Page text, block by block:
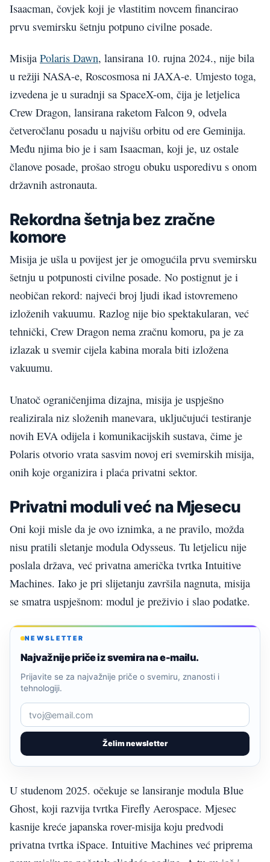
Isaacman, čovjek koji je vlastitim novcem financirao
prvu svemirsku šetnju potpuno civilne posade.
Misija Polaris Dawn, lansirana 10. rujna 2024., nije bila
u režiji NASA-e, Roscosmosa ni JAXA-e. Umjesto toga,
izvedena je u suradnji sa SpaceX-om, čija je letjelica
Crew Dragon, lansirana raketom Falcon 9, odvela
četveročlanu posadu u najvišu orbitu od ere Geminija.
Među njima bio je i sam Isaacman, koji je, uz ostale
članove posade, prošao strogu obuku usporedivu s onom
državnih astronauta.
Rekordna šetnja bez zračne
komore
Misija je ušla u povijest jer je omogućila prvu svemirsku
šetnju u potpunosti civilne posade. No postignut je i
neobičan rekord: najveći broj ljudi ikad istovremeno
izloženih vakuumu. Razlog nije bio spektakularan, već
tehnički, Crew Dragon nema zračnu komoru, pa je za
izlazak u svemir cijela kabina morala biti izložena
vakuumu.
Unatoč ograničenjima dizajna, misija je uspješno
realizirala niz složenih manevara, uključujući testiranje
novih EVA odijela i komunikacijskih sustava, čime je
Polaris otvorio vrata sasvim novoj eri svemirskih misija,
onih koje organizira i plaća privatni sektor.
Privatni moduli već na Mjesecu
Oni koji misle da je ovo iznimka, a ne pravilo, možda
nisu pratili sletanje modula Odysseus. Tu letjelicu nije
poslala država, već privatna američka tvrtka Intuitive
Machines. Iako je pri slijetanju završila nagnuta, misija
se smatra uspješnom: modul je preživio i slao podatke.
NEWSLETTER
Najvažnije priče iz svemira na e-mailu.
Želim newsletter
Prijavite se za najvažnije priče o svemiru, znanosti i
tehnologiji.
U studenom 2025. očekuje se lansiranje modula Blue
Ghost, koji razvija tvrtka Firefly Aerospace. Mjesec
kasnije kreće japanska rover-misija koju predvodi
privatna tvrtka iSpace. Intuitive Machines već priprema